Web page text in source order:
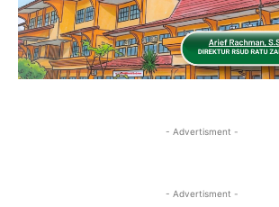
- Advertisment -
- Advertisment -